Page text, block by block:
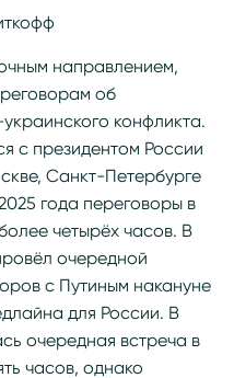
направлением,
об
конфликта.
с президентом России
Санкт-Петербурге
года переговоры в
четырёх часов. В
очередной
с Путиным накануне
для России. В
очередная встреча в
часов, однако